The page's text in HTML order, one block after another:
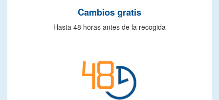
Cambios gratis
Hasta 48 horas antes de la recogida